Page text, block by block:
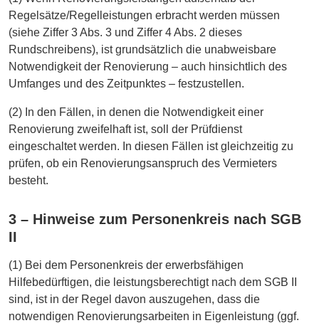
Regelsätze/Regelleistungen erbracht werden müssen
(siehe Ziffer 3 Abs. 3 und Ziffer 4 Abs. 2 dieses
Rundschreibens), ist grundsätzlich die unabweisbare
Notwendigkeit der Renovierung – auch hinsichtlich des
Umfanges und des Zeitpunktes – festzustellen.
(2) In den Fällen, in denen die Notwendigkeit einer
Renovierung zweifelhaft ist, soll der Prüfdienst
eingeschaltet werden. In diesen Fällen ist gleichzeitig zu
prüfen, ob ein Renovierungsanspruch des Vermieters
besteht.
3 – Hinweise zum Personenkreis nach SGB
II
(1) Bei dem Personenkreis der erwerbsfähigen
Hilfebedürftigen, die leistungsberechtigt nach dem SGB II
sind, ist in der Regel davon auszugehen, dass die
notwendigen Renovierungsarbeiten in Eigenleistung (ggf.